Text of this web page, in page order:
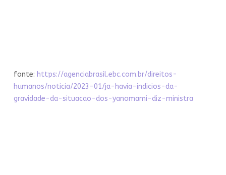
fonte: https://agenciabrasil.ebc.com.br/direitos-
humanos/noticia/2023-01/ja-havia-indicios-da-
gravidade-da-situacao-dos-yanomami-diz-ministra